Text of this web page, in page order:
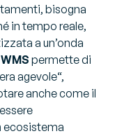
bisogna
in tempo reale,
a un’onda
WMS permette di
agevole“,
anche come il